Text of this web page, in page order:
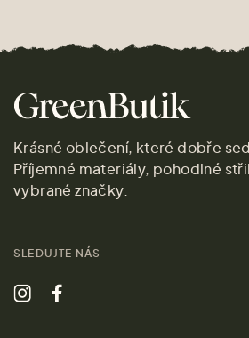
Krásné oblečení, které dobře
Příjemné materiály, pohodlné
vybrané značky.
SLEDUJTE NÁS